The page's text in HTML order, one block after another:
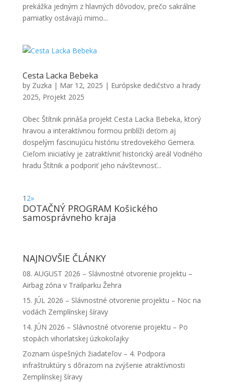
prekážka jedným z hlavných dôvodov, prečo sakrálne
pamiatky ostávajú mimo...
Cesta Lacka Bebeka
by Zuzka | Mar 12, 2025 | Európske dedičstvo a hrady
2025, Projekt 2025
Obec Štítnik prináša projekt Cesta Lacka Bebeka, ktorý
hravou a interaktívnou formou priblíži deťom aj
dospelým fascinujúcu históriu stredovekého Gemera.
Cieľom iniciatívy je zatraktívniť historický areál Vodného
hradu Štítnik a podporiť jeho návštevnosť...
1 2»
DOTAČNÝ PROGRAM Košického
samosprávneho kraja
NAJNOVŠIE ČLÁNKY
08. AUGUST 2026 – Slávnostné otvorenie projektu –
Airbag zóna v Trailparku Žehra
15. JÚL 2026 – Slávnostné otvorenie projektu – Noc na
vodách Zemplínskej šíravy
14. JÚN 2026 – Slávnostné otvorenie projektu – Po
stopách vihorlatskej úzkokoľajky
Zoznam úspešných žiadateľov – 4. Podpora
infraštruktúry s dôrazom na zvýšenie atraktívnosti
Zemplínskej šíravy